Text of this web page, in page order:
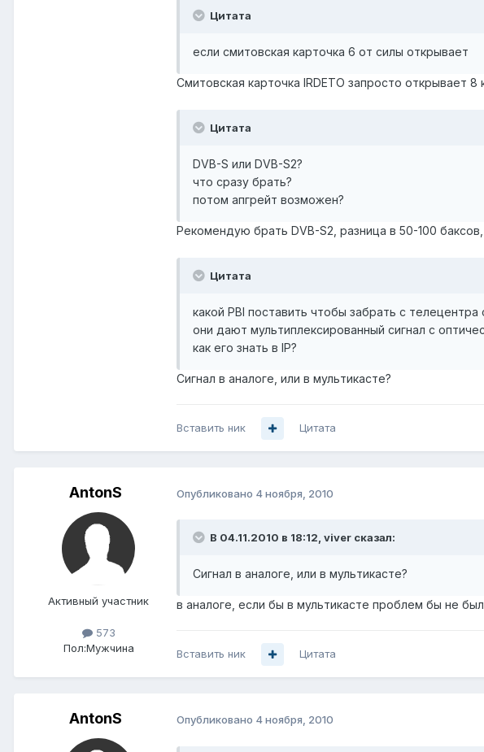
Цитата
если смитовская карточка 6 от силы открывает
Смитовская карточка IRDETO запросто открывает 8
Цитата
DVB-S или DVB-S2?
что сразу брать?
потом апгрейт возможен?
Рекомендую брать DVB-S2, разница в 50-100
Цитата
какой PBI поставить чтобы забрать с телецентра
они дают мультиплексированный сигнал с
как его знать в IP?
Сигнал в аналоге, или в мультикасте?
Вставить ник Цитата
AntonS
Активный участник
573
Пол:Мужчина
Опубликовано 4 ноября, 2010
В 04.11.2010 в 18:12, viver сказал:
Сигнал в аналоге, или в мультикасте?
в аналоге, если бы в мультикасте проблем бы не
Вставить ник Цитата
AntonS Опубликовано 4 ноября, 2010